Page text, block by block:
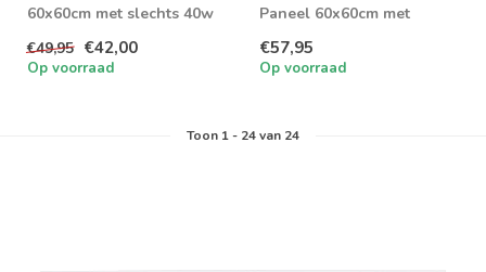
60x60cm met slechts 40w
geleverd met 3 ...
€49,95 €42,00
Op voorraad
Paneel 60x60cm met
Wordt geleverd me...
€57,95
Op voorraad
Toon 1- 24van 24